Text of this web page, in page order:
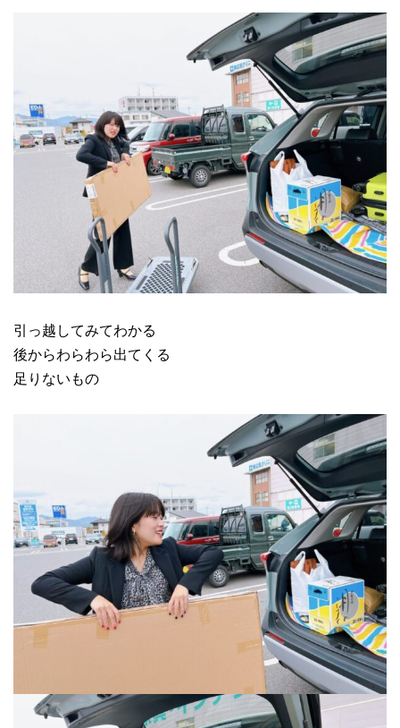
引っ越してみてわかる
後からわらわら出てくる
足りないもの